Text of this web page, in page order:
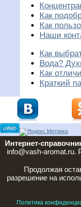
Как
Как
Наши
Как
Вода?
Как
Краткий
Интернет-
info@vash-aromat.ru.
Продолжая
разрешение на
Политика